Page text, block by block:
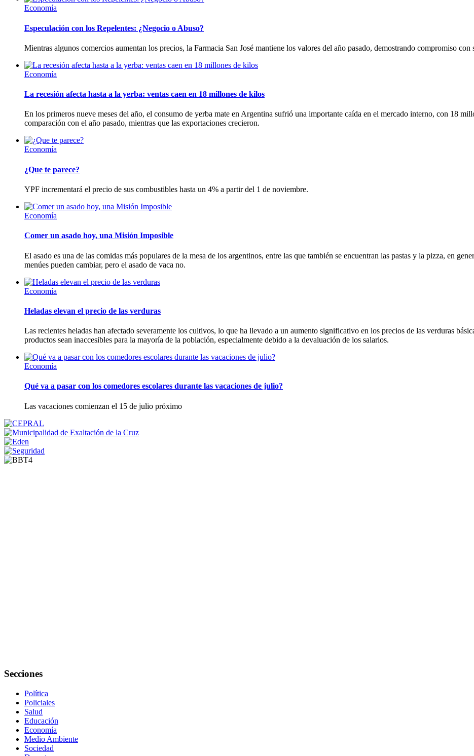
Economía
Especulación con los Repelentes: ¿Negocio o Abuso?
Mientras algunos comercios aumentan los precios, la Farmacia San José mantiene los valores del año pasado, demostrando compromiso con
Economía
La recesión afecta hasta a la yerba: ventas caen en 18 millones de kilos
En los primeros nueve meses del año, el consumo de yerba mate en Argentina sufrió una importante caída en el mercado interno, con 18
comparación con el año pasado, mientras que las exportaciones crecieron.
Economía
¿Que te parece?
YPF incrementará el precio de sus combustibles hasta un 4% a partir del 1 de noviembre.
Economía
Comer un asado hoy, una Misión Imposible
El asado es una de las comidas más populares de la mesa de los argentinos, entre las que también se encuentran las pastas y la pizza, en
menúes pueden cambiar, pero el asado de vaca no.
Economía
Heladas elevan el precio de las verduras
Las recientes heladas han afectado severamente los cultivos, lo que ha llevado a un aumento significativo en los precios de las verduras
productos sean inaccesibles para la mayoría de la población, especialmente debido a la devaluación de los salarios.
Economía
Qué va a pasar con los comedores escolares durante las vacaciones de julio?
Las vacaciones comienzan el 15 de julio próximo
Secciones
Política
Policiales
Salud
Educación
Economía
Medio Ambiente
Sociedad